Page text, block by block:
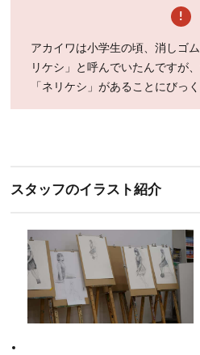
アカイワは小学生の頃、消しゴ
リケシ」と呼んでいたんですが
「ネリケシ」があることにびっく
スタッフのイラスト紹介